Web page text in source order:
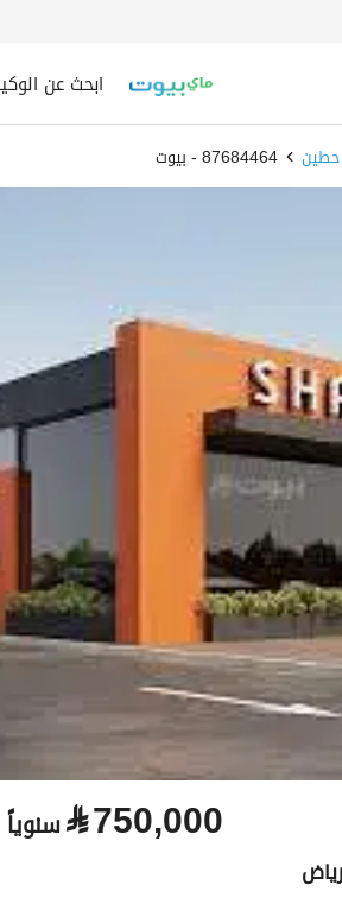
ابحث عن
حطين 87684464 - بيوت
⃁750,000 سنوياً